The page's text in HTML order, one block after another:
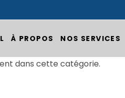
À PROPOS NOS SERVICES
dans cette catégorie.